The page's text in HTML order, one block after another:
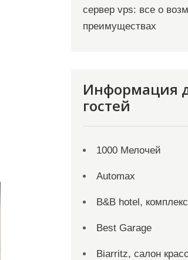
сервер vps: все о
преимуществах
Информация
гостей
1000 Мелочей
Automax
B&B hotel, комплекс
Best Garage
Biarritz, салон